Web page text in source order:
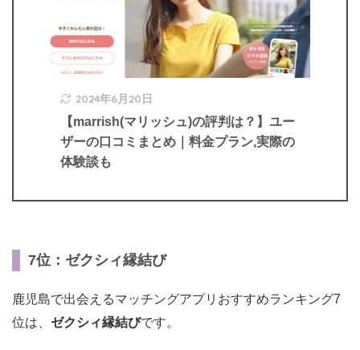
2024年6月20日
【marrish(マリッシュ)の評判は？】ユー
ザーの口コミまとめ｜料金プラン,実際の
体験談も
7位：ゼクシィ縁結び
鹿児島で出会えるマッチングアプリおすすめランキング7
位は、 ゼクシィ縁結びです。